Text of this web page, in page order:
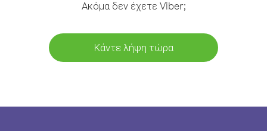
Ακόμα δεν έχετε Viber;
Κάντε λήψη τώρα